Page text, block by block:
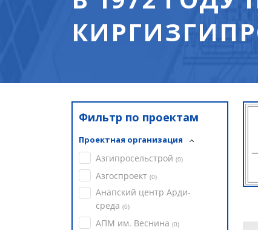
Фильтр по проектам
Проектная организация
Азгипросельстрой (0)
Азгоспроект (0)
Анапский центр Арди-
среда (0)
АПМ им. Веснина (0)